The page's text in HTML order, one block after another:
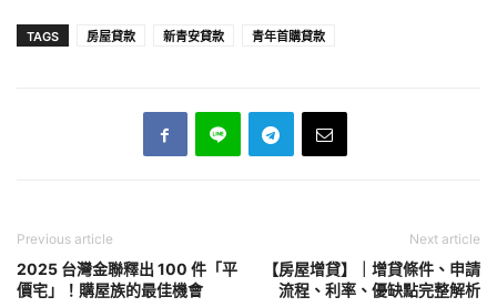
TAGS 房屋貸款 新青安貸款 青年首購貸款
Previous article
2025 台灣金聯釋出 100 件「平
價宅」！購屋族的最佳機會
Next article
【房屋增貸】｜增貸條件、申請
流程、利率、優缺點完整解析